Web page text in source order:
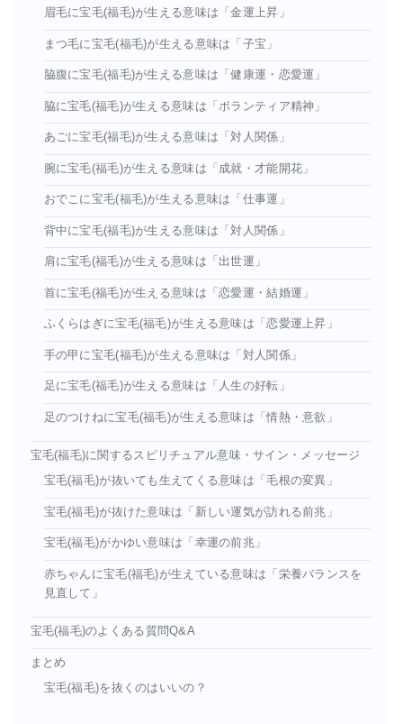
眉毛に宝毛(福毛)が生える意味は「金運上昇」
まつ毛に宝毛(福毛)が生える意味は「子宝」
脇腹に宝毛(福毛)が生える意味は「健康運・恋愛運」
脇に宝毛(福毛)が生える意味は「ボランティア精神」
あごに宝毛(福毛)が生える意味は「対人関係」
腕に宝毛(福毛)が生える意味は「成就・才能開花」
おでこに宝毛(福毛)が生える意味は「仕事運」
背中に宝毛(福毛)が生える意味は「対人関係」
肩に宝毛(福毛)が生える意味は「出世運」
首に宝毛(福毛)が生える意味は「恋愛運・結婚運」
ふくらはぎに宝毛(福毛)が生える意味は「恋愛運上昇」
手の甲に宝毛(福毛)が生える意味は「対人関係」
足に宝毛(福毛)が生える意味は「人生の好転」
足のつけねに宝毛(福毛)が生える意味は「情熱・意欲」
宝毛(福毛)に関するスピリチュアル意味・サイン・メッセージ
宝毛(福毛)が抜いても生えてくる意味は「毛根の変異」
宝毛(福毛)が抜けた意味は「新しい運気が訪れる前兆」
宝毛(福毛)がかゆい意味は「幸運の前兆」
赤ちゃんに宝毛(福毛)が生えている意味は「栄養バランスを
見直して」
宝毛(福毛)のよくある質問Q&A
まとめ
宝毛(福毛)を抜くのはいいの？